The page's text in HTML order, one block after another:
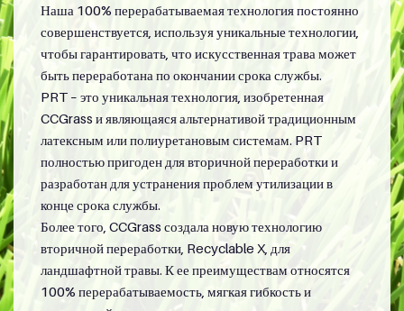
Наша 100% перерабатываемая технология постоянно
совершенствуется, используя уникальные технологии,
чтобы гарантировать, что искусственная трава может
быть переработана по окончании срока службы.
PRT – это уникальная технология, изобретенная
CCGrass и являющаяся альтернативой традиционным
латексным или полиуретановым системам. PRT
полностью пригоден для вторичной переработки и
разработан для устранения проблем утилизации в
конце срока службы.
Более того, CCGrass создала новую технологию
вторичной переработки, Recyclable X, для
ландшафтной травы. К ее преимуществам относятся
100% перерабатываемость, мягкая гибкость и